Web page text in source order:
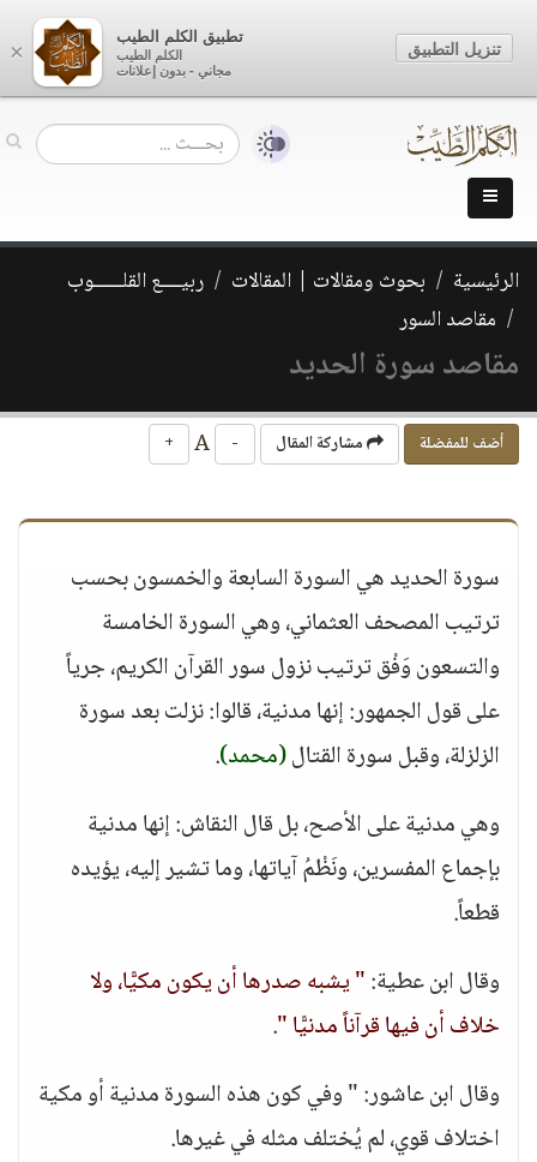
الرئيسية بحوث ومقالات | المقالات
ربيــــع القلــــــوب
مقاصد السور
مقاصد سورة الحديد
أضف للمفضلة مشاركة المقال -
+
سورة الحديد هي السورة السابعة والخمسون بحسب
ترتيب المصحف العثماني، وهي السورة الخامسة
والتسعون وَفْق ترتيب نزول سور القرآن الكريم، جرياً
على قول الجمهور: إنها مدنية، قالوا: نزلت بعد سورة
الزلزلة، وقبل سورة القتال(محمد).
وهي مدنية على الأصح، بل قال النقاش: إنها مدنية
بإجماع المفسرين، ونَظْمُ آياتها، وما تشير إليه، يؤيده
قطعاً.
وقال ابن عطية:" يشبه صدرها أن يكون مكيًّا، ولا
خلاف أن فيها قرآناً مدنيًّا ".
وقال ابن عاشور: " وفي كون هذه السورة مدنية أو مكية
اختلاف قوي، لم يُختلف مثله في غيرها.
×
تطبيق الكلم الطيب
الكلم الطيب
مجاني - بدون إعلانات
تنزيل التطبيق